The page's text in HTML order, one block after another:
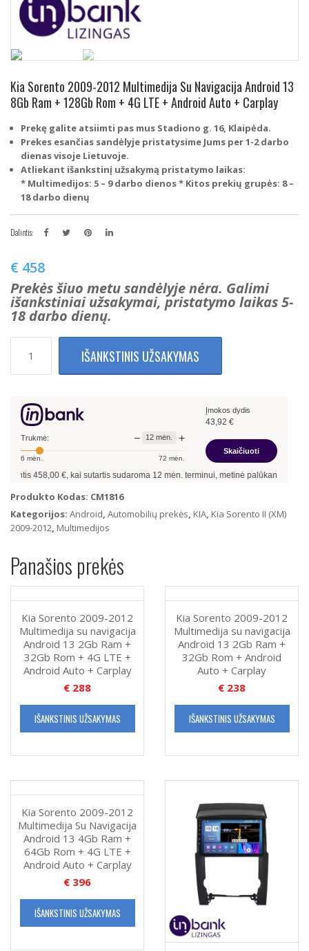
Kia Sorento 2009-2012 Multimedija Su Navigacija Android 13
8Gb Ram + 128Gb Rom + 4G LTE + Android Auto + Carplay
Prekę galite atsiimti pas mus Stadiono g. 16, Klaipėda.
Prekes esančias sandėlyje pristatysime Jums per 1-2 darbo
dienas visoje Lietuvoje.
Atliekant išankstinį užsakymą pristatymo laikas:
* Multimedijos: 5 – 9 darbo dienos* Kitos prekių grupės: 8 –
18 darbo dienų
Dalintis:
€ 458
Prekės šiuo metu sandėlyje nėra. Galimi
išankstiniai užsakymai, pristatymo laikas 5-
18 darbo dienų.
kiekis:
2012
Multimedija
Su
Navigacija
8Gb
Ram
+
+
4G
Android
Auto
Carplay
IŠANKSTINIS UŽSAKYMAS
Trukmė: − 12 mėn. +
6 mėn. 72 mėn.
Įmokos dydis
43,92 €
Skaičiuoti
458,00€, kai sutartis sudaroma12mėn. terminui, metinė palūkanų norma –
Produkto Kodas: CM1816
Kategorijos: Android, Automobilių prekės, KIA, Kia Sorento II (XM)
2009-2012, Multimedijos
Panašios prekės
Kia Sorento 2009-2012
Multimedija su navigacija
Android 13 2Gb Ram +
32Gb Rom + 4G LTE +
Android Auto + Carplay
€ 288
IŠANKSTINIS UŽSAKYMAS
Kia Sorento 2009-2012
Multimedija su navigacija
Android 13 2Gb Ram +
32Gb Rom + Android
Auto + Carplay
€ 238
IŠANKSTINIS UŽSAKYMAS
Kia Sorento 2009-2012
Multimedija Su Navigacija
Android 13 4Gb Ram +
64Gb Rom + 4G LTE +
Android Auto + Carplay
€ 396
IŠANKSTINIS UŽSAKYMAS